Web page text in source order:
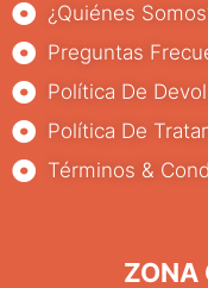
¿Quiénes
Preguntas
Política De
Política De
Términos &
ZONA